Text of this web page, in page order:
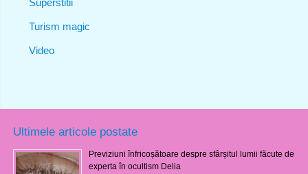
Turism magic
Video
Ultimele articole postate
Previziuni înfricoșătoare despre sfârșitul lumii făcute de
experta în ocultism Delia